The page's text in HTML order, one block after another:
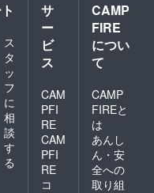
ス
タ
ッ
フ
に
相
談
す
る
サ
ー
ビ
ス
CAM
PFI
RE
CAM
PFI
RE
コ
CAMP
FIRE
につい
て
CAMP
FIREと
は
あんし
ん・安
全への
取り組